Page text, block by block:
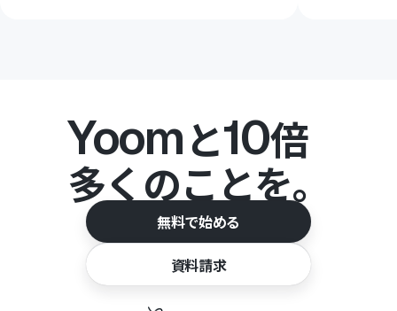
Yoomと10倍
多くのことを。
無料で始める
資料請求